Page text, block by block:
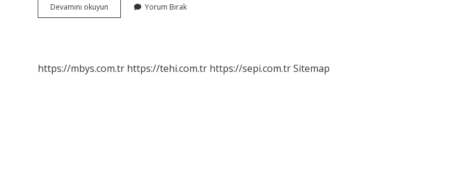
Devamını okuyun
Etkinlik
Yorum Bırak
https://mbys.com.tr https://tehi.com.tr https://sepi.com.trSitemap